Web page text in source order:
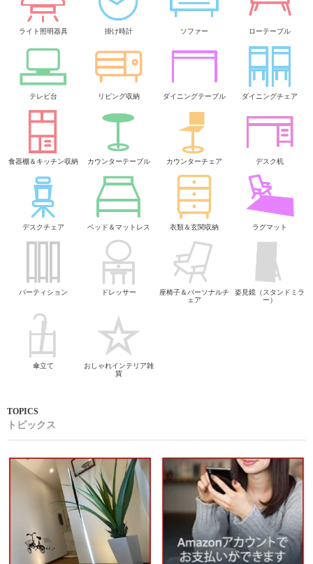
ライト照明器具 掛け時計 ソファー ローテーブル
テレビ台 リビング収納 ダイニングテーブル ダイニングチェア
食器棚＆キッチン収納 カウンターテーブル カウンターチェア デスク机
デスクチェア ベッド＆マットレス 衣類＆玄関収納 ラグマット
パーティション ドレッサー
座椅子＆パーソナルチ
ェア
姿見鏡（スタンドミラ
ー）
傘立て
おしゃれインテリア雑
貨
トピックス